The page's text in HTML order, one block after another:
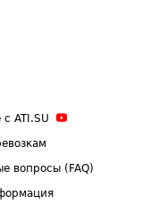
ATI.SU
вопросы (FAQ)